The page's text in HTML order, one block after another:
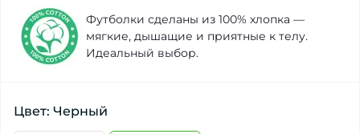
Футболки сделаны из 100% хлопка —
мягкие, дышащие и приятные к телу.
Идеальный выбор.
Цвет: Черный